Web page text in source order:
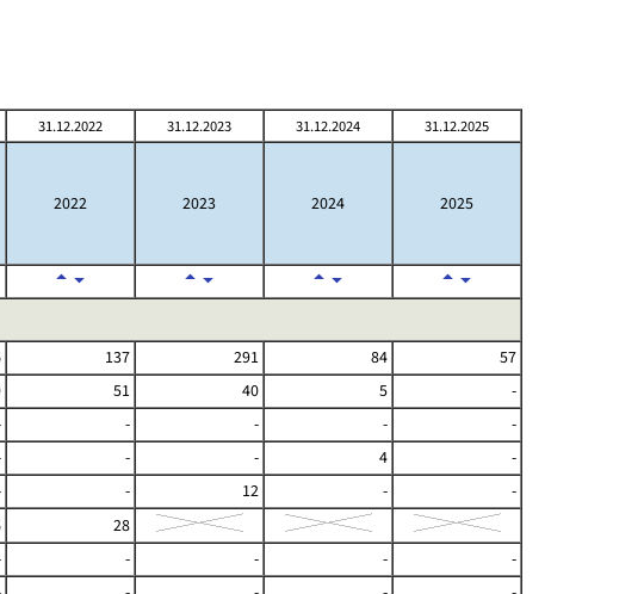
31.12.2022 31.12.2023 31.12.2024 31.12.2025
2022 2023 2024 2025
137 291 84
57
51 40 5
-
- - -
-
- - 4
-
- 12 -
-
28
- - -
-